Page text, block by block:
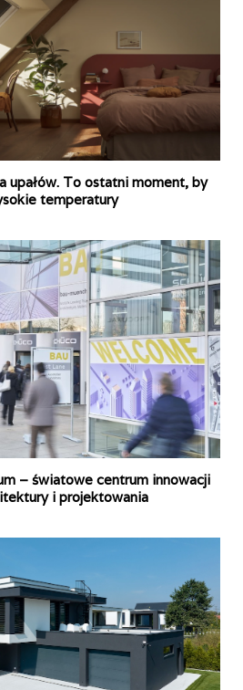
upałów. To ostatni moment, by
temperatury
– światowe centrum innowacji
i projektowania